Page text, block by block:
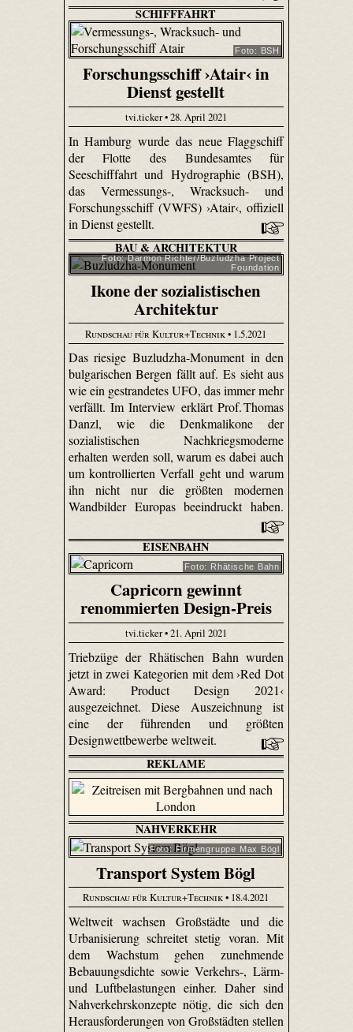
SCHIFFFAHRT
Foto: BSH
Forschungsschiff ›Atair‹ in
Dienst gestellt
tvi.ticker • 28. April 2021
In Hamburg wurde das neue Flaggschiff
der Flotte des Bundesamtes für
Seeschifffahrt und Hydrographie (BSH),
das Vermessungs-, Wracksuch- und
Forschungsschiff (VWFS) ›Atair‹, offiziell
in Dienst gestellt.
BAU & ARCHITEKTUR
Foto: Darmon Richter/Buzludzha Project
Foundation
Ikone der sozialistischen
Architektur
Rundschau für Kultur+Technik• 1.5.2021
Das riesige Buzludzha-Monument in den
bulgarischen Bergen fällt auf. Es sieht aus
wie ein gestrandetes UFO, das immer mehr
verfällt. Im Interview erklärt Prof. Thomas
Danzl, wie die Denkmalikone der
sozialistischen Nachkriegsmoderne
erhalten werden soll, warum es dabei auch
um kontrollierten Verfall geht und warum
ihn nicht nur die größten modernen
Wandbilder Europas beeindruckt haben.
EISENBAHN
Foto: Rhätische Bahn
Capricorn gewinnt
renommierten Design-Preis
tvi.ticker • 21. April 2021
Triebzüge der Rhätischen Bahn wurden
jetzt in zwei Kategorien mit dem ›Red Dot
Award: Product Design 2021‹
ausgezeichnet. Diese Auszeichnung ist
eine der führenden und größten
Designwettbewerbe weltweit.
REKLAME
NAHVERKEHR
Foto: Firmengruppe Max Bögl
Transport System Bögl
Rundschau für Kultur+Technik• 18.4.2021
Weltweit wachsen Großstädte und die
Urbanisierung schreitet stetig voran. Mit
dem Wachstum gehen zunehmende
Bebauungsdichte sowie Verkehrs-, Lärm-
und Luftbelastungen einher. Daher sind
Nahverkehrskonzepte nötig, die sich den
Herausforderungen von Großstädten stellen